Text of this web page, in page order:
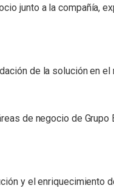
junto a la compañía,
de la solución en el
de negocio de
y el enriquecimiento